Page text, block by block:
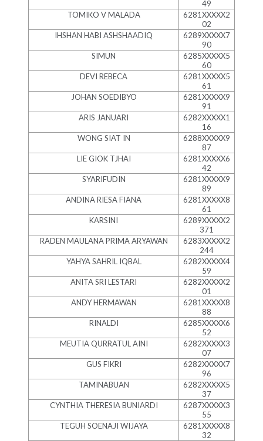
49
TOMIKO V MALADA
6281XXXXX2
02
IHSHAN HABI ASHSHAADIQ
6289XXXXX7
90
SIMUN
6285XXXXX5
60
DEVI REBECA
6281XXXXX5
61
JOHAN SOEDIBYO
6281XXXXX9
91
ARIS JANUARI
6282XXXXX1
16
WONG SIAT IN
6288XXXXX9
87
LIE GIOK TJHAI
6281XXXXX6
42
SYARIFUDIN
6281XXXXX9
89
ANDINA RIESA FIANA
6281XXXXX8
61
KARSINI
6289XXXXX2
371
RADEN MAULANA PRIMA ARYAWAN
6283XXXXX2
244
YAHYA SAHRIL IQBAL
6282XXXXX4
59
ANITA SRI LESTARI
6282XXXXX2
01
ANDY HERMAWAN
6281XXXXX8
88
RINALDI
6285XXXXX6
52
MEUTIA QURRATUL AINI
6282XXXXX3
07
GUS FIKRI
6282XXXXX7
96
TAMINABUAN
6282XXXXX5
37
CYNTHIA THERESIA BUNIARDI
6287XXXXX3
55
TEGUH SOENAJI WIJAYA
6281XXXXX8
32